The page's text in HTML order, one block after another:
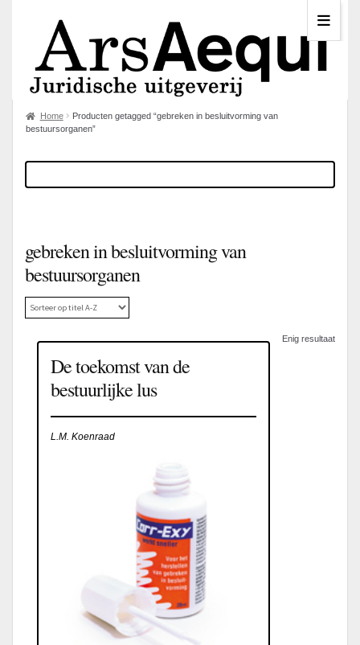
Home
Producten getagged “gebreken in besluitvorming van
bestuursorganen”
gebreken in besluitvorming van
bestuursorganen
Enig resultaat
De toekomst van de
bestuurlijke lus
L.M. Koenraad